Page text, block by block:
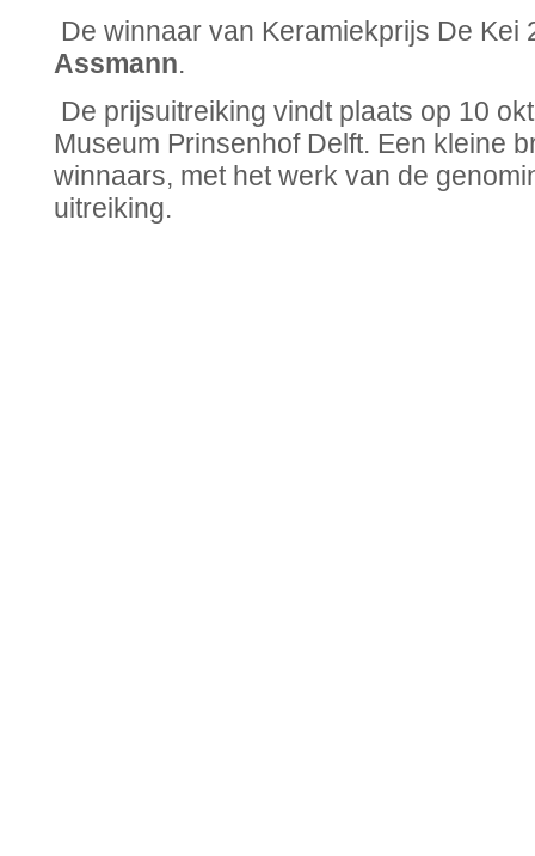
De winnaar van Keramiekprijs De Kei
Assmann.
De prijsuitreiking vindt plaats op 10
Museum Prinsenhof Delft. Een kleine
winnaars, met het werk van de
uitreiking.